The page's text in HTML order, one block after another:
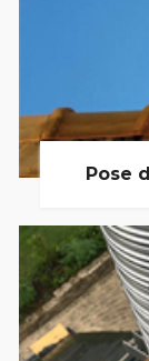
Pose